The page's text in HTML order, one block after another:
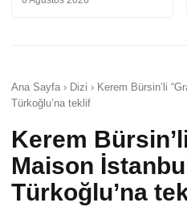
Ana Sayfa › Dizi › Kerem Bürsin’li
Türkoğlu’na teklif
Kerem
Maison
Türkoğlu’na